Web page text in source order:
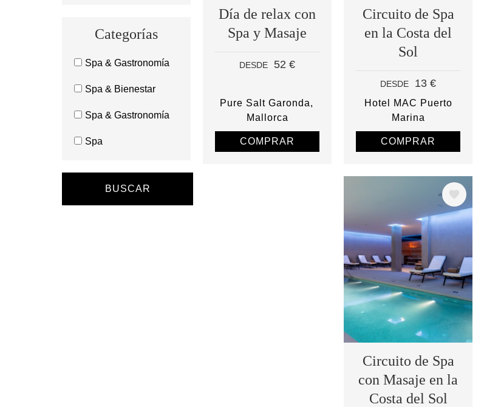
Categorías
Spa & Gastronomía
Spa & Bienestar
Spa & Gastronomía
Spa
BUSCAR
Día de relax con
Spa y Masaje
DESDE 52 €
Pure Salt Garonda
Mallorca
COMPRAR
Circuito de Spa
en la Costa del
Sol
DESDE 13 €
Hotel MAC Puerto
Marina
COMPRAR
Circuito de Spa
con Masaje en la
Costa del Sol